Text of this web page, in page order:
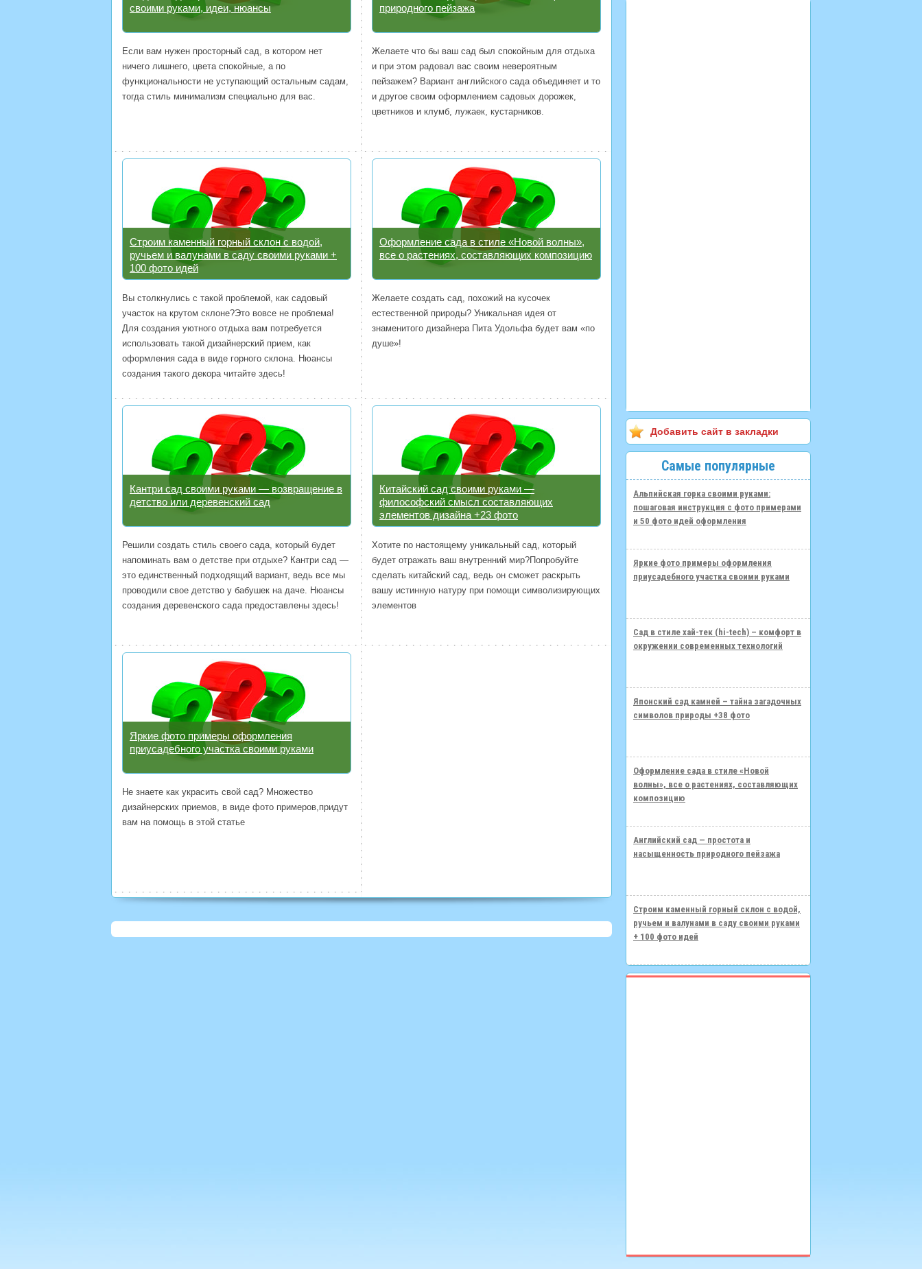
своими руками, идеи, нюансы
Если вам нужен просторный сад, в котором нет
ничего лишнего, цвета спокойные, а по
функциональности не уступающий остальным садам,
тогда стиль минимализм специально для вас.
природного пейзажа
Желаете что бы ваш сад был спокойным для отдыха
и при этом радовал вас своим невероятным
пейзажем? Вариант английского сада объединяет и то
и другое своим оформлением садовых дорожек,
цветников и клумб, лужаек, кустарников.
Строим каменный горный склон с водой,
ручьем и валунами в саду своими руками +
100 фото идей
Вы столкнулись с такой проблемой, как садовый
участок на крутом склоне?Это вовсе не проблема!
Для создания уютного отдыха вам потребуется
использовать такой дизайнерский прием, как
оформления сада в виде горного склона. Нюансы
создания такого декора читайте здесь!
Оформление сада в стиле «Новой волны»,
все о растениях, составляющих композицию
Желаете создать сад, похожий на кусочек
естественной природы? Уникальная идея от
знаменитого дизайнера Пита Удольфа будет вам «по
душе»!
Кантри сад своими руками — возвращение в
детство или деревенский сад
Решили создать стиль своего сада, который будет
напоминать вам о детстве при отдыхе? Кантри сад —
это единственный подходящий вариант, ведь все мы
проводили свое детство у бабушек на даче. Нюансы
создания деревенского сада предоставлены здесь!
Китайский сад своими руками —
философский смысл составляющих
элементов дизайна +23 фото
Хотите по настоящему уникальный сад, который
будет отражать ваш внутренний мир?Попробуйте
сделать китайский сад, ведь он сможет раскрыть
вашу истинную натуру при помощи символизирующих
элементов
Яркие фото примеры оформления
приусадебного участка своими руками
Не знаете как украсить свой сад? Множество
дизайнерских приемов, в виде фото примеров,придут
вам на помощь в этой статье
Добавить сайт в закладки
Самые популярные
Альпийская горка своими руками:
пошаговая инструкция с фото примерами
и 50 фото идей оформления
Яркие фото примеры оформления
приусадебного участка своими руками
Сад в стиле хай-тек (hi-tech) – комфорт в
окружении современных технологий
Японский сад камней – тайна загадочных
символов природы +38 фото
Оформление сада в стиле «Новой
волны», все о растениях, составляющих
композицию
Английский сад — простота и
насыщенность природного пейзажа
Строим каменный горный склон с водой,
ручьем и валунами в саду своими руками
+ 100 фото идей